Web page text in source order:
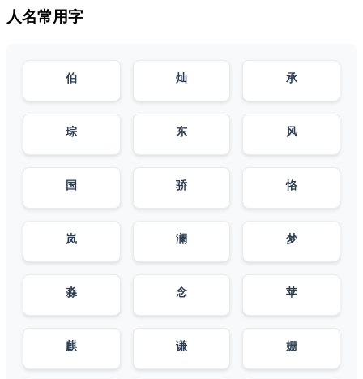
人名常用字
伯 灿 承
琮 东 风
国 骄 恪
岚 澜 梦
淼 念 苹
麒 谦 姗